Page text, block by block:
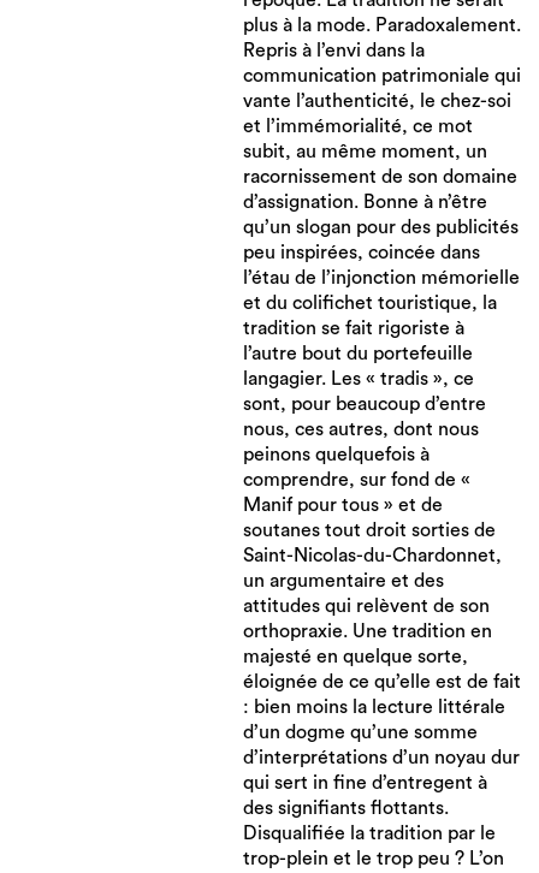
plus à la mode. Paradoxalement.
Repris à l’envi dans la
communication patrimoniale qui
vante l’authenticité, le chez-soi
et l’immémorialité, ce mot
subit, au même moment, un
racornissement de son domaine
d’assignation. Bonne à n’être
qu’un slogan pour des publicités
peu inspirées, coincée dans
l’étau de l’injonction mémorielle
et du colifichet touristique, la
tradition se fait rigoriste à
l’autre bout du portefeuille
langagier. Les « tradis », ce
sont, pour beaucoup d’entre
nous, ces autres, dont nous
peinons quelquefois à
comprendre, sur fond de «
Manif pour tous » et de
soutanes tout droit sorties de
Saint-Nicolas-du-Chardonnet,
un argumentaire et des
attitudes qui relèvent de son
orthopraxie. Une tradition en
majesté en quelque sorte,
éloignée de ce qu’elle est de fait
: bien moins la lecture littérale
d’un dogme qu’une somme
d’interprétations d’un noyau dur
qui sert in fine d’entregent à
des signifiants flottants.
Disqualifiée la tradition par le
trop-plein et le trop peu ? L’on